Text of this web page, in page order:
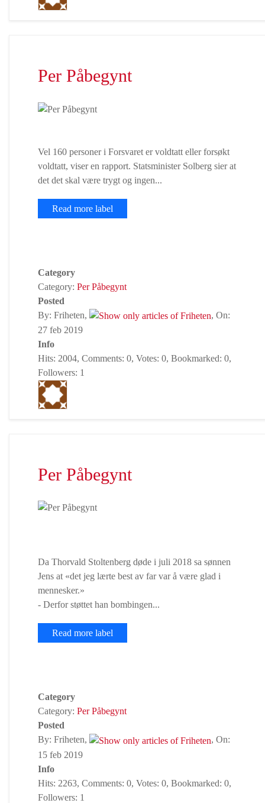
Per Påbegynt
Vel 160 personer i Forsvaret er voldtatt eller forsøkt
voldtatt, viser en rapport. Statsminister Solberg sier at
det det skal være trygt og ingen...
Read more label
Category
Category: Per Påbegynt
Posted
By: Friheten,
, On:
27 feb 2019
Info
Hits: 2004, Comments: 0, Votes: 0, Bookmarked: 0,
Followers: 1
Per Påbegynt
Da Thorvald Stoltenberg døde i juli 2018 sa sønnen
Jens at «det jeg lærte best av far var å være glad i
mennesker.»
- Derfor støttet han bombingen...
Read more label
Category
Category: Per Påbegynt
Posted
By: Friheten,
, On:
15 feb 2019
Info
Hits: 2263, Comments: 0, Votes: 0, Bookmarked: 0,
Followers: 1